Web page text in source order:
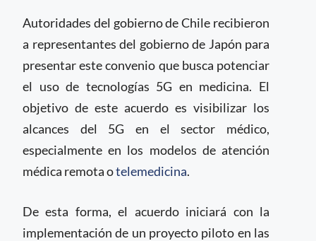
Autoridades del gobierno de Chile recibieron
a representantes del gobierno de Japón para
presentar este convenio que busca potenciar
el uso de tecnologías 5G en medicina. El
objetivo de este acuerdo es visibilizar los
alcances del 5G en el sector médico,
especialmente en los modelos de atención
médica remota otelemedicina.
De esta forma, el acuerdo iniciará con la
implementación de un proyecto piloto en las